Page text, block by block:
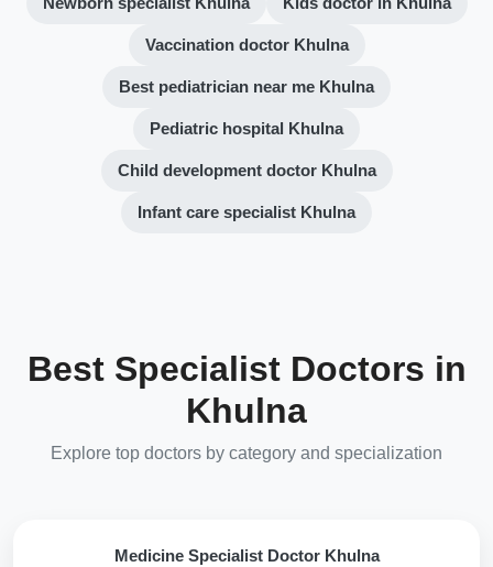
Vaccination doctor Khulna
Best pediatrician near me Khulna
Pediatric hospital Khulna
Child development doctor Khulna
Infant care specialist Khulna
Best Specialist Doctors in
Khulna
Explore top doctors by category and specialization
Medicine Specialist Doctor Khulna